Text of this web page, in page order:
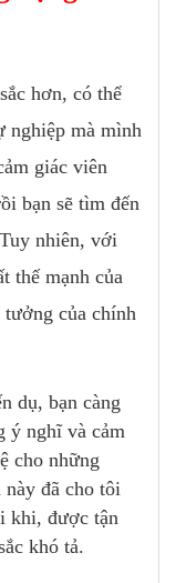
hơn, có thể
nghiệp mà mình
giác viên
bạn sẽ tìm đến
nhiên, với
thế mạnh của
tưởng của chính
dụ, bạn càng
ý nghĩ và cảm
cho những
đã cho tôi
khi, được tận
khó tả.